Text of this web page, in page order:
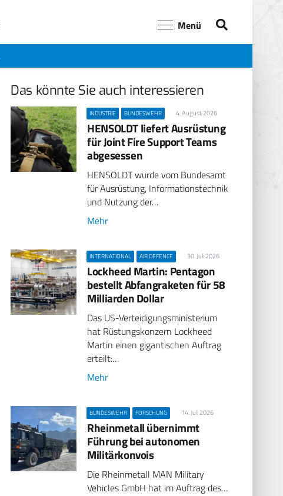
Menü
Das könnte Sie auch interessieren
INDUSTRIE BUNDESWEHR 4. August 2026
HENSOLDT liefert Ausrüstung
für Joint Fire Support Teams
abgesessen
HENSOLDT wurde vom Bundesamt
für Ausrüstung, Informationstechnik
und Nutzung der…
Mehr
INTERNATIONAL AIR DEFENCE 30. Juli 2026
Lockheed Martin: Pentagon
bestellt Abfangraketen für 58
Milliarden Dollar
Das US-Verteidigungsministerium
hat Rüstungskonzern Lockheed
Martin einen gigantischen Auftrag
erteilt:…
Mehr
BUNDESWEHR FORSCHUNG 14. Juli 2026
Rheinmetall übernimmt
Führung bei autonomen
Militärkonvois
Die Rheinmetall MAN Military
Vehicles GmbH hat im Auftrag des…